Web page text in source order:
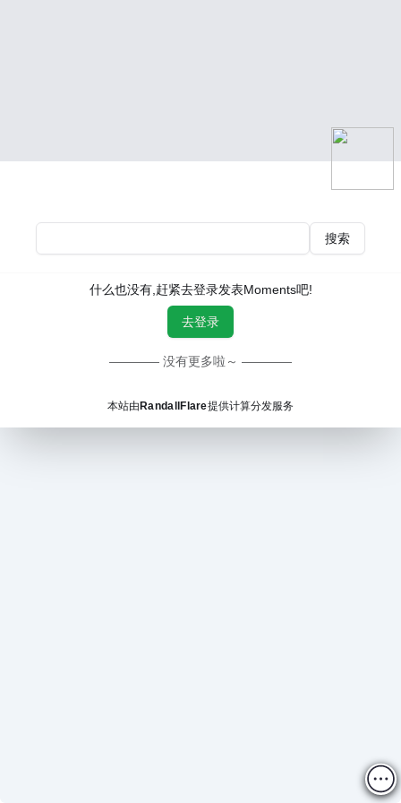
搜索
什么也没有,赶紧去登录发表Moments吧!
去登录
———— 没有更多啦～ ————
本站由 RandallFlare提供计算分发服务